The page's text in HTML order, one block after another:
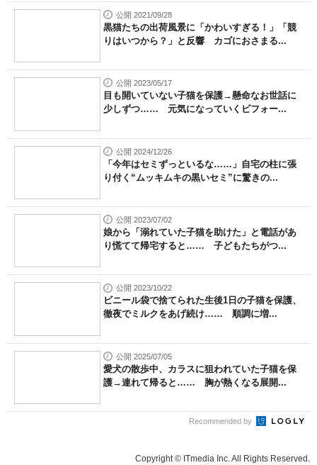
公開 2021/09/28
黒猫たちの出荷風景に「かわいすぎる！」「競
りはいつから？」と反響 カゴにおさまる...
公開 2023/05/17
目も開いていない子猫を保護→懸命なお世話に
少しずつ…… 元気になっていくビフォー...
公開 2024/12/26
「今年はセミずっといるな……」自宅の柱に張
り付く“ムッキムキの黒いセミ”に驚きの...
公開 2023/07/02
娘から「溺れていた子猫を助けた」と電話があ
り慌てて帰宅すると…… 子どもたちがつ...
公開 2023/10/22
ビニール袋で捨てられた生後1日の子猫を保護、
徹夜でミルクをあげ続け…… 順調に増...
公開 2025/07/05
愛犬の散歩中、カラスに狙われていた子猫を保
護→連れて帰ると…… 胸が熱くなる展開...
Recommended by
Copyright © ITmedia Inc. All Rights Reserved.